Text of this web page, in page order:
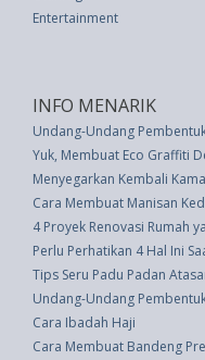
Entertainment
INFO MENARIK
Undang-Undang
Yuk, Membuat Eco Graffiti
Menyegarkan Kembali
Cara Membuat Manisan
4 Proyek Renovasi Rumah
Perlu Perhatikan 4 Hal Ini
Tips Seru Padu Padan
Undang-Undang
Cara Ibadah Haji
Cara Membuat Bandeng